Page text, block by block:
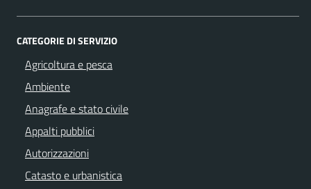
CATEGORIE DI SERVIZIO
Agricoltura e pesca
Ambiente
Anagrafe e stato civile
Appalti pubblici
Autorizzazioni
Catasto e urbanistica